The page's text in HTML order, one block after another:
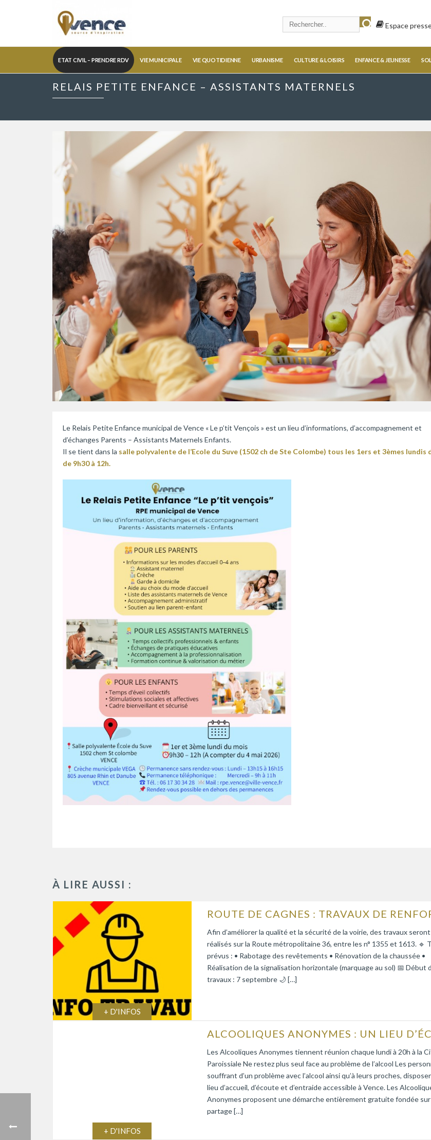
Espace
ETAT CIVIL – PRENDRE RDV VIE MUNICIPALE VIE QUOTIDIENNE URBANISME CULTURE & LOISIRS ENFANCE & JEUNESSE
RELAIS PETITE ENFANCE – ASSISTANTS MATERNELS
Le Relais Petite Enfance municipal de Vence « Le p’tit Vençois » est un lieu d’informations, d’accompagnement et
d’échanges Parents – Assistants Maternels Enfants.
Il se tient dans la salle polyvalente de l’Ecole du Suve (1502 ch de Ste Colombe) tous les 1ers et 3èmes lundis
de 9h30 à 12h.
À LIRE AUSSI :
+ D'INFOS
Afin d’améliorer la qualité et la sécurité de la voirie, des travaux seront
réalisés sur la Route métropolitaine 36, entre les n° 1355 et 1613. 🔹
prévus : • Rabotage des revêtements • Rénovation de la chaussée •
Réalisation de la signalisation horizontale (marquage au sol) 📅 Début
travaux : 7 septembre 🌙 […]
+ D'INFOS
Les Alcooliques Anonymes tiennent réunion chaque lundi à 20h à la
Paroissiale Ne restez plus seul face au problème de l’alcool Les
souffrant d’un problème avec l’alcool ainsi qu’à leurs proches,
lieu d’accueil, d’écoute et d’entraide accessible à Vence. Les
Anonymes proposent une démarche entièrement gratuite fondée
partage […]